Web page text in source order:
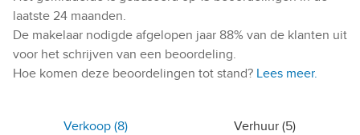
laatste 24 maanden.
De makelaar nodigde afgelopen jaar 88% van de klanten uit
voor het schrijven van een beoordeling.
Hoe komen deze beoordelingen tot stand? Lees meer.
Verkoop (8) Verhuur (5)